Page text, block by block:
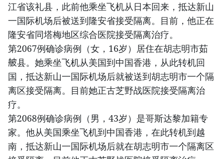
江省该礼县，此前他乘坐飞机从日本回来，抵达新山
一国际机场后被送到隆安省接受隔离。目前，他正在
隆安省同塔梅地区综合医院接受隔离治疗。
第2067例确诊病例（女，16岁）居住在胡志明市茹
𦨭县。她乘坐飞机从美国到中国香港，从此转机回
国，抵达新山一国际机场后就被送到胡志明市一个隔
离区接受隔离。目前她正古芝野战医院接受隔离治
疗。
第2068例确诊病例（男，43岁）是哥斯达黎加籍专
家。他从美国乘坐飞机到中国香港，在此转机到越
南，抵达新山一国际机场后就在胡志明市一个隔离区